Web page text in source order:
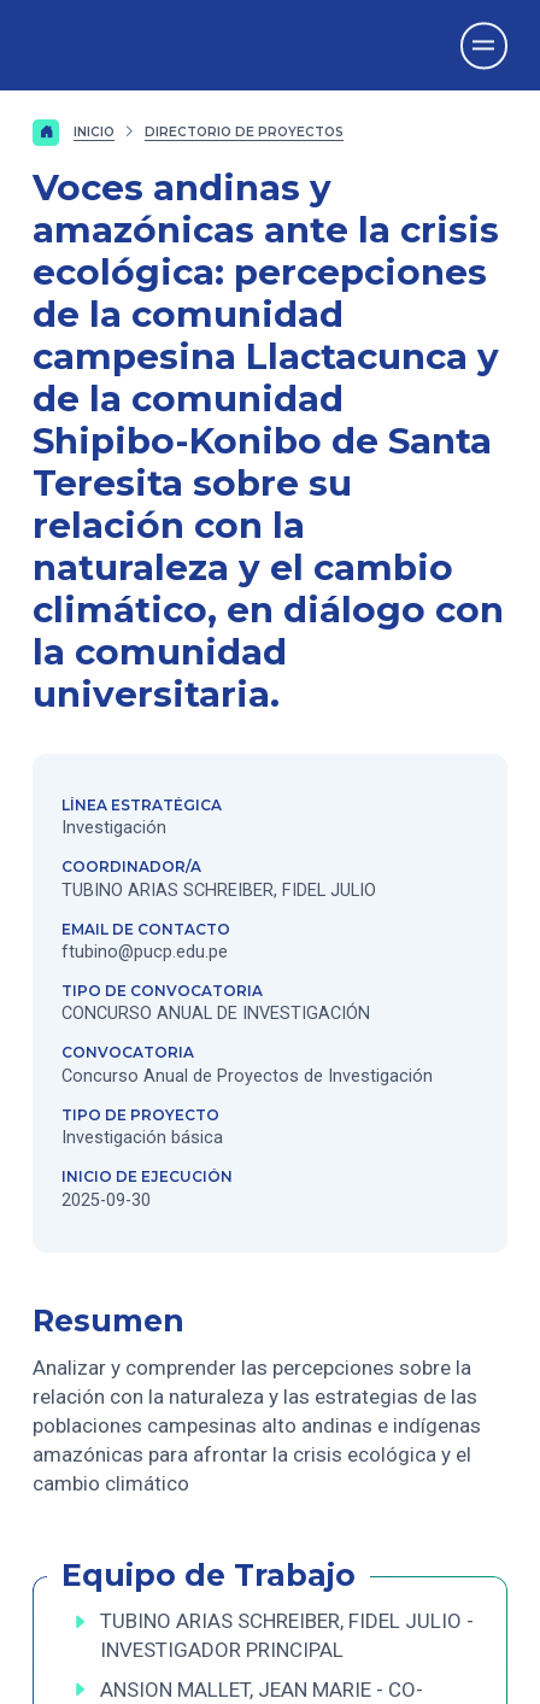
INICIO DIRECTORIO DE PROYECTOS
Voces andinas y
amazónicas ante la crisis
ecológica: percepciones
de la comunidad
campesina Llactacunca y
de la comunidad
Shipibo-Konibo de Santa
Teresita sobre su
relación con la
naturaleza y el cambio
climático, en diálogo con
la comunidad
universitaria.
LÍNEA ESTRATÉGICA
Investigación
COORDINADOR/A
TUBINO ARIAS SCHREIBER, FIDEL JULIO
EMAIL DE CONTACTO
ftubino@pucp.edu.pe
TIPO DE CONVOCATORIA
CONCURSO ANUAL DE INVESTIGACIÓN
CONVOCATORIA
Concurso Anual de Proyectos de Investigación
TIPO DE PROYECTO
Investigación básica
INICIO DE EJECUCIÓN
2025-09-30
Resumen
Analizar y comprender las percepciones sobre la
relación con la naturaleza y las estrategias de las
poblaciones campesinas alto andinas e indígenas
amazónicas para afrontar la crisis ecológica y el
cambio climático
Equipo de Trabajo
TUBINO ARIAS SCHREIBER, FIDEL JULIO -
INVESTIGADOR PRINCIPAL
ANSION MALLET, JEAN MARIE - CO-